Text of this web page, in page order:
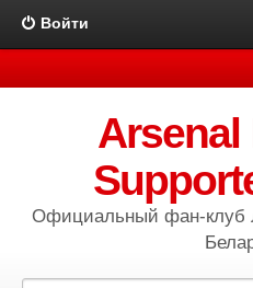
Войти
Arsenal
Официальный фан-клуб